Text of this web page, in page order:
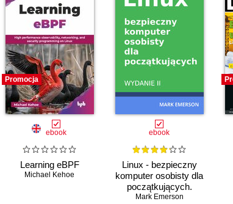
Promocja
ebook
Learning eBPF
Michael Kehoe
ebook
Linux - bezpieczny
komputer osobisty dla
początkujących.
Wydanie II
Mark Emerson